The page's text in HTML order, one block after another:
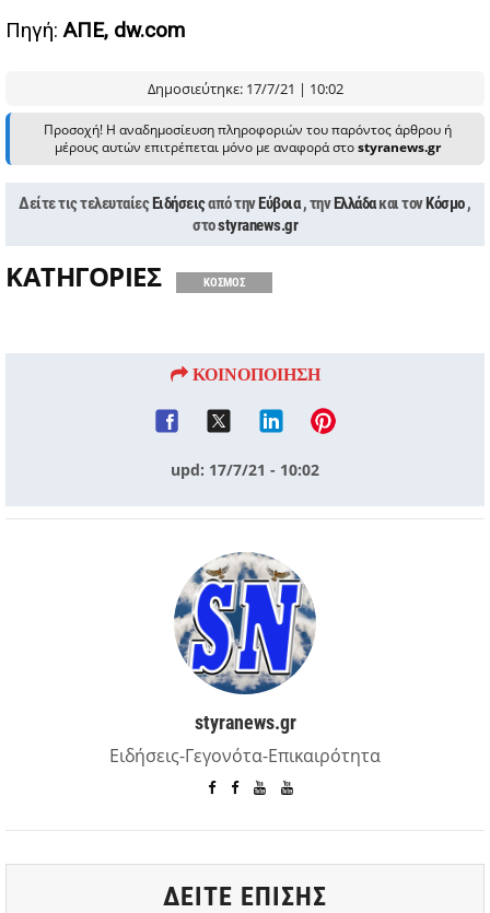
Πηγή:ΑΠΕ, dw.com
Δημοσιεύτηκε: 17/7/21 | 10:02
Προσοχή! Η αναδημοσίευση πληροφοριών του παρόντος άρθρου ή
μέρους αυτών επιτρέπεται μόνο με αναφορά στοstyranews.gr
Δείτε τις τελευταίεςΕιδήσειςαπό τηνΕύβοια , τηνΕλλάδακαι τονΚόσμο,
στοstyranews.gr
ΚΑΤΗΓΟΡΙΕΣ ΚΟΣΜΟΣ
ΚΟΙΝΟΠΟΙΗΣΗ
upd: 17/7/21 - 10:02
styranews.gr
Ειδήσεις-Γεγονότα-Επικαιρότητα
ΔΕΙΤΕ ΕΠΙΣΗΣ